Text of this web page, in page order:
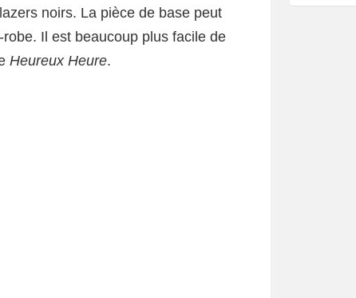
noirs. La pièce de base peut
Il est beaucoup plus facile de
Heureux Heure.